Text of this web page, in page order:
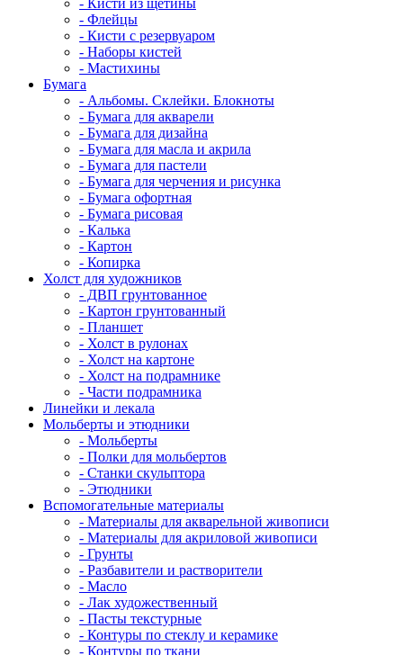
- Кисти из щетины
- Флейцы
- Кисти с резервуаром
- Наборы кистей
- Мастихины
Бумага
- Альбомы. Склейки. Блокноты
- Бумага для акварели
- Бумага для дизайна
- Бумага для масла и акрила
- Бумага для пастели
- Бумага для черчения и рисунка
- Бумага офортная
- Бумага рисовая
- Калька
- Картон
- Копирка
Холст для художников
- ДВП грунтованное
- Картон грунтованный
- Планшет
- Холст в рулонах
- Холст на картоне
- Холст на подрамнике
- Части подрамника
Линейки и лекала
Мольберты и этюдники
- Мольберты
- Полки для мольбертов
- Станки скульптора
- Этюдники
Вспомогательные материалы
- Материалы для акварельной живописи
- Материалы для акриловой живописи
- Грунты
- Разбавители и растворители
- Масло
- Лак художественный
- Пасты текстурные
- Контуры по стеклу и керамике
- Контуры по ткани